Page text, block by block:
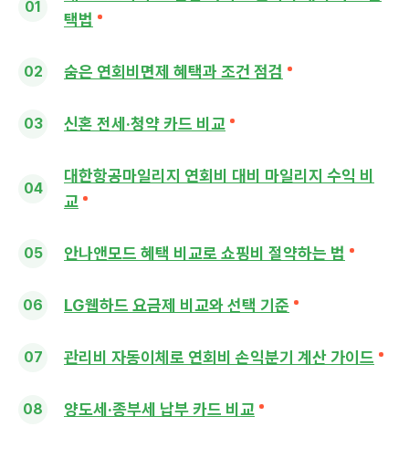
택법
숨은 연회비면제 혜택과 조건 점검
신혼 전세·청약 카드 비교
대한항공마일리지 연회비 대비 마일리지 수익 비
교
안나앤모드 혜택 비교로 쇼핑비 절약하는 법
LG웹하드 요금제 비교와 선택 기준
관리비 자동이체로 연회비 손익분기 계산 가이드
양도세·종부세 납부 카드 비교